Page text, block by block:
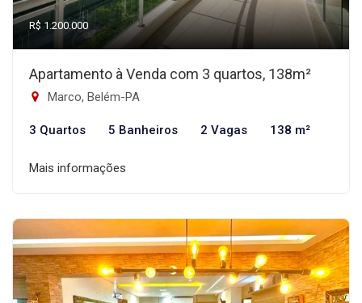
R$ 1.200.000
Apartamento à Venda com 3 quartos, 138m²
Marco, Belém-PA
3 Quartos 5 Banheiros 2 Vagas 138 m²
Mais informações